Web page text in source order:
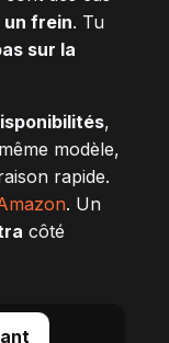
un frein. Tu
sur la
,
modèle,
rapide.
. Un
côté